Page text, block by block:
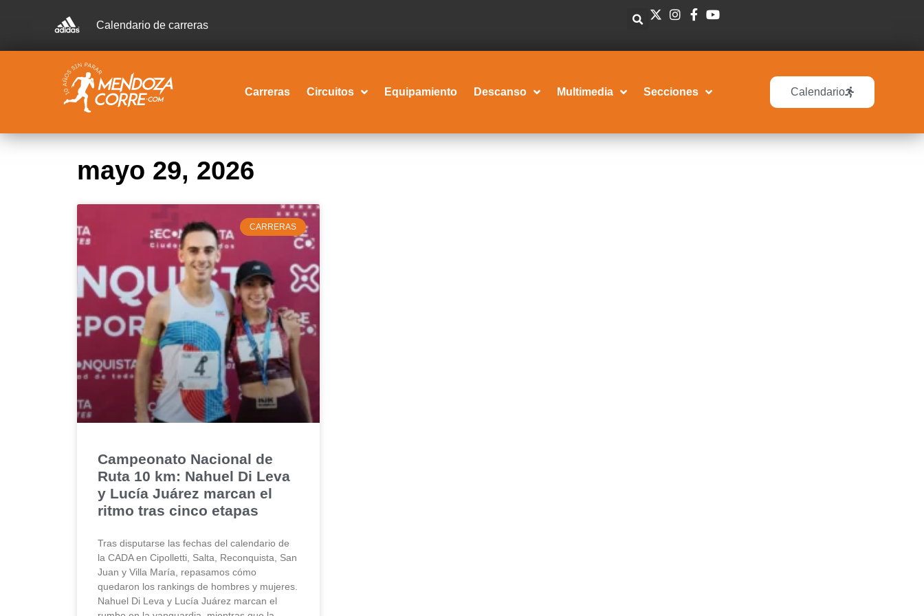
Calendario de carreras
Carreras Circuitos Equipamiento Descanso Multimedia Secciones Calendario
mayo 29, 2026
CARRERAS
Campeonato Nacional de
Ruta 10 km: Nahuel Di Leva
y Lucía Juárez marcan el
ritmo tras cinco etapas
Tras disputarse las fechas del calendario de
la CADA en Cipolletti, Salta, Reconquista, San
Juan y Villa María, repasamos cómo
quedaron los rankings de hombres y mujeres.
Nahuel Di Leva y Lucía Juárez marcan el